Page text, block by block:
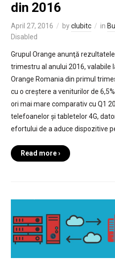
din 2016
April 27, 2016 byclubitc in
Disabled
Grupul Orange anunţă
trimestru al anului 2016, valabile
Orange Romania din primul
cu o creștere a veniturilor de
ori mai mare comparativ cu Q1
telefoanelor și tabletelor 4G,
efortului de a aduce dispozitive
Read more ›